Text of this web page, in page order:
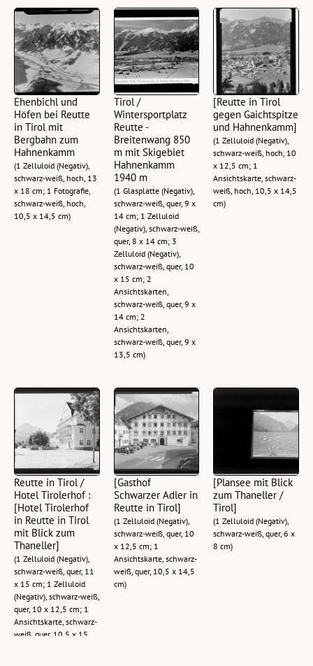
Ehenbichl und
Höfen bei Reutte
in Tirol mit
Bergbahn zum
Hahnenkamm
(1 Zelluloid (Negativ),
schwarz-weiß, hoch, 13
x 18 cm; 1 Fotografie,
schwarz-weiß, hoch,
10,5 x 14,5 cm)
Tirol /
Wintersportplatz
Reutte -
Breitenwang 850
m mit Skigebiet
Hahnenkamm
1940 m
(1 Glasplatte (Negativ),
schwarz-weiß, quer, 9 x
14 cm; 1 Zelluloid
(Negativ), schwarz-weiß,
quer, 8 x 14 cm; 3
Zelluloid (Negativ),
schwarz-weiß, quer, 10
x 15 cm; 2
Ansichtskarten,
schwarz-weiß, quer, 9 x
14 cm; 2
Ansichtskarten,
schwarz-weiß, quer, 9 x
13,5 cm)
[Reutte in Tirol
gegen Gaichtspitze
und Hahnenkamm]
(1 Zelluloid (Negativ),
schwarz-weiß, hoch, 10
x 12,5 cm; 1
Ansichtskarte, schwarz-
weiß, hoch, 10,5 x 14,5
cm)
Reutte in Tirol /
Hotel Tirolerhof :
[Hotel Tirolerhof
in Reutte in Tirol
mit Blick zum
Thaneller]
(1 Zelluloid (Negativ),
schwarz-weiß, quer, 11
x 15 cm; 1 Zelluloid
(Negativ), schwarz-weiß,
quer, 10 x 12,5 cm; 1
Ansichtskarte, schwarz-
weiß, quer, 10,5 x 15
[Gasthof
Schwarzer Adler in
Reutte in Tirol]
(1 Zelluloid (Negativ),
schwarz-weiß, quer, 10
x 12,5 cm; 1
Ansichtskarte, schwarz-
weiß, quer, 10,5 x 14,5
cm)
[Plansee mit Blick
zum Thaneller /
Tirol]
(1 Zelluloid (Negativ),
schwarz-weiß, quer, 6 x
8 cm)